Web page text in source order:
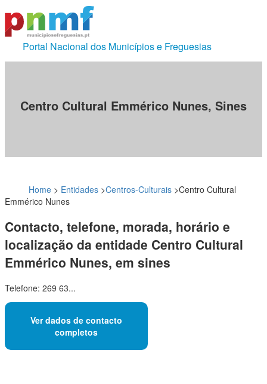
Portal Nacional dos Municípios e Freguesias
Centro Cultural Emmérico Nunes, Sines
Home > Entidades >Centros-Culturais >Centro Cultural
Emmérico Nunes
Contacto, telefone, morada, horário e
localização da entidade Centro Cultural
Emmérico Nunes, em sines
Telefone: 269 63...
Ver dados de contacto
completos